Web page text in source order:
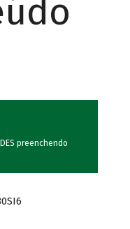
preenchendo